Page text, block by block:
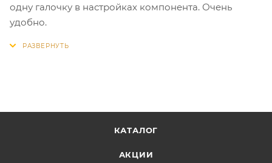
одну галочку в настройках компонента. Очень
удобно.
КАТАЛОГ
АКЦИИ